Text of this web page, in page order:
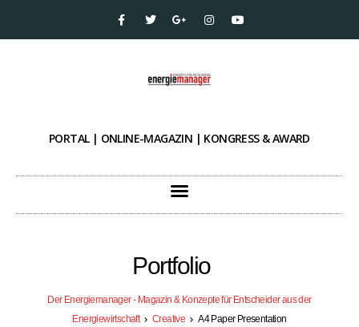
PORTAL | ONLINE-MAGAZIN | KONGRESS & AWARD
Portfolio
Der Energiemanager - Magazin & Konzepte für Entscheider aus der
Energiewirtschaft
Creative A4 Paper Presentation